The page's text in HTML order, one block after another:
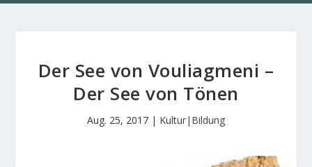
Der See von Vouliagmeni –
Der See von Tönen
Aug. 25, 2017 | Kultur|Bildung